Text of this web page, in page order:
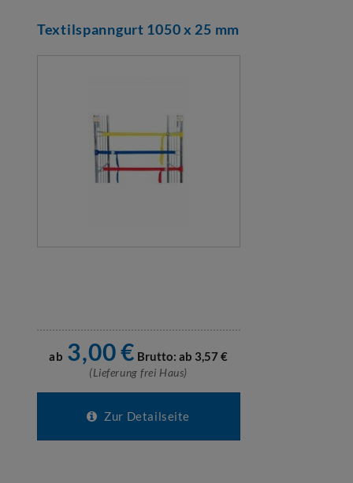
Textilspanngurt 1050 x 25 mm
ab 3,00€ Brutto: ab 3,57€
(Lieferung frei Haus)
Zur Detailseite